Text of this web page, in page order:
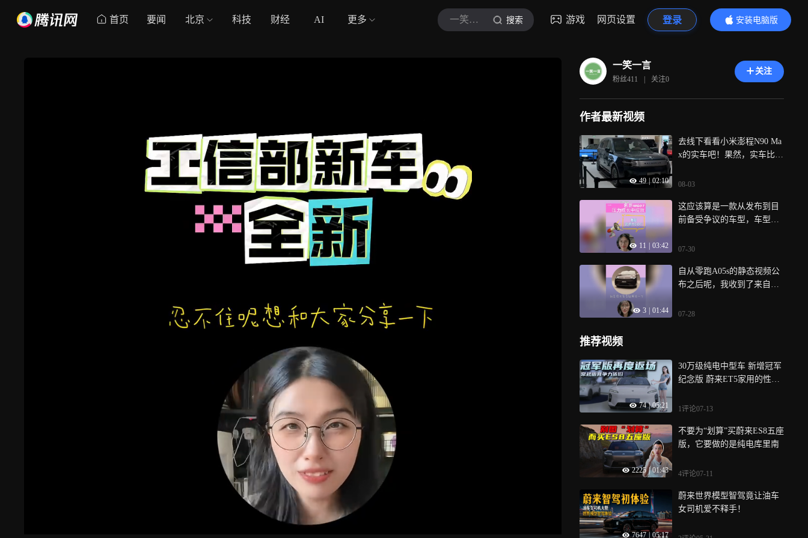
首页 要闻 北京 科技 财经 AI 更多 一笑一言 搜索 游戏 网页设置 登录
安装电脑版
内容更精彩
一笑一言
粉丝411 | 关注0
关注
作者最新视频
49 | 02:10
去线下看看小米澎程N90 Ma
x的实车吧！果然，实车比官
象汇）
08-03
11 03:42
这应该算是一款从发布到目
前备受争议的车型，车型首
就被大量网友指出外形和小
相似度高，今天来聊一下名
爵MG07，这款车型目前迎来
59万-16.89万，并且夸下海
设计方面的争议实在太多
07-30
3 01:44
自从零跑A05s的静态视频公
布之后呢，我收到了来自四
则视频就是来给大家解惑一
07-28
推荐视频
74 | 05:21
30万级纯电中型车 新增冠军
纪念版 蔚来ET5家用的性价
1评论07-13
2225 | 01:43
不要为“划算”买蔚来ES8五座
版，它要做的是纯电库里南
4评论07-11
7647 05:17
蔚来世界模型智驾竟让油车
女司机爱不释手！